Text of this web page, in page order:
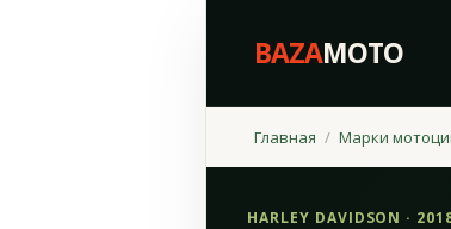
BAZAMOTO
Главная Марки
HARLEY DAVIDSON ·